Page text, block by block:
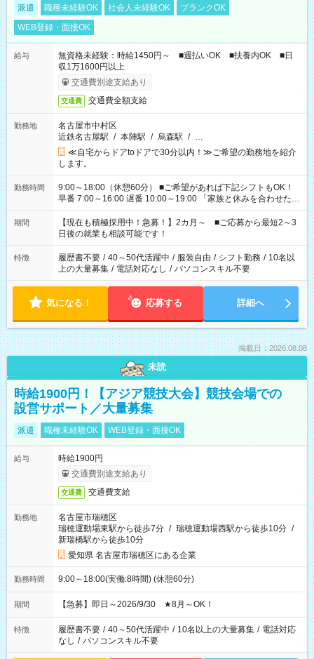
派遣 職種未経験OK 社会人未経験OK
ブランクOK
WEB登録・面接OK
給与
無資格未経験：時給1450円～ ■週払いOK ■扶養内OK ■日
収1万1600円以上
交通費別途支給あり
交通費 交通費全額支給
勤務地
名古屋市中村区
近鉄名古屋駅 / 本陣駅 / 烏森駅 / …
≪自宅からドアtoドアで30分以内！≫ご希望の勤務地を紹介
します。
勤務時間
9:00～18:00（休憩60分） ■ご希望があれば下記シフトもOK！
早番 7:00～16:00 遅番 10:00～19:00 「家族と休みを合わせた
い」 「余裕を持って夕飯の準備がしたい」 「できれば残業はし
たくない」 など、ご希望を教えてくださいね。 ※Wワーク希望
の方へ 今ご覧のお仕事で希望する勤務時間と、もう1つのお仕事
の勤務時間。 合計で週40時間を超える場合は応募できません。
期間
【現在も積極採用中！急募！】2カ月～ ■ご応募から最短2～3
日後の就業も相談可能です！
特徴 履歴書不要 / 40～50代活躍中 / 服装自由 / シフト勤務 / 10名以
上の大量募集 / 電話対応なし / パソコンスキル不要
気になる！ 応募する 詳細へ
掲載日：2026.08.08
未読
時給1900円！【アジア競技大会】競技会場での
設営サポート／大量募集
派遣 職種未経験OK WEB登録・面接OK
給与
時給1900円
交通費別途支給あり
交通費 交通費支給
勤務地
名古屋市瑞穂区
瑞穂運動場東駅から徒歩7分 / 瑞穂運動場西駅から徒歩10分 /
新瑞橋駅から徒歩10分
愛知県 名古屋市瑞穂区にある企業
勤務時間 9:00～18:00(実働:8時間) (休憩60分)
期間 【急募】即日～2026/9/30 ★8月～OK！
特徴 履歴書不要 / 40～50代活躍中 / 10名以上の大量募集 / 電話対応
なし / パソコンスキル不要